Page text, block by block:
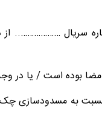
سریال
بوده است / یا در
به مسدودسازی